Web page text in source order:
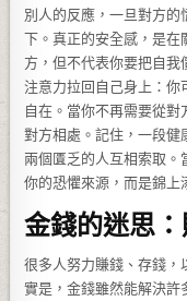
別人的反應，一旦對方
下。真正的安全感，是在
方，但不代表你要把自我
注意力拉回自己身上：你
自在。當你不再需要從
對方相處。記住，一段健
兩個匱乏的人互相索取
你的恐懼來源，而是錦上
金錢的迷思
很多人努力賺錢、存錢，
實是，金錢雖然能解決許